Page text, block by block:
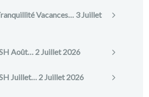
Vacances… 3 Juillet
Août… 2 Juillet 2026
Juillet… 2 Juillet 2026